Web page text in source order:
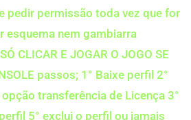
pedir permissão toda vez que for
esquema nem gambiarra
CLICAR E JOGAR O JOGO SE
passos; 1° Baixe perfil 2°
transferência de Licença 3°
5° exclui o perfil ou jamais